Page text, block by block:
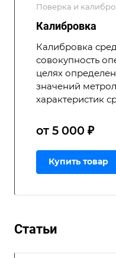
Поверка и
Калибровка
Калибровка
совокупность
целях
значений
характеристик
от 5 000 ₽
Купить товар
Статьи